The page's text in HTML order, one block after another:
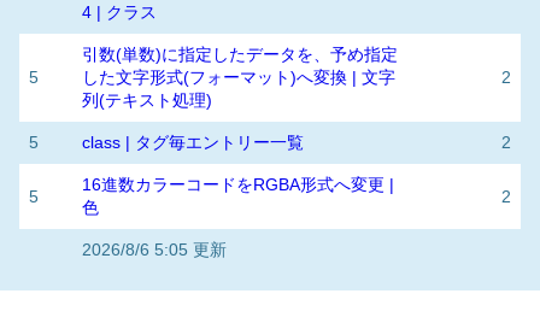
4 | クラス
5
引数(単数)に指定したデータを、予め指定
した文字形式(フォーマット)へ変換 | 文字
列(テキスト処理)
2
5 class | タグ毎エントリー一覧 2
5
16進数カラーコードをRGBA形式へ変更 |
色
2
2026/8/6 5:05 更新